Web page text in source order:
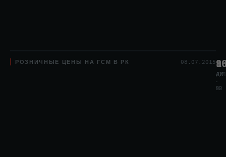
РОЗНИЧНЫЕ ЦЕНЫ НА ГСМ В РК 08.07.2015
АИ
-
80
АИ
-
92
ДТЛ